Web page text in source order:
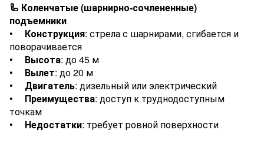
🦾 Коленчатые (шарнирно-сочлененные)
подъемники
• Конструкция: стрела с шарнирами, сгибается и
поворачивается
• Высота: до 45 м
• Вылет: до 20 м
• Двигатель: дизельный или электрический
• Преимущества: доступ к труднодоступным
точкам
• Недостатки: требует ровной поверхности